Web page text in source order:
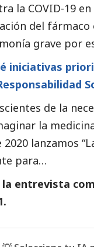
la COVID-19
del
grave por
iniciativas
de la
la
2020 lanzamos
para…
la entrevista
.